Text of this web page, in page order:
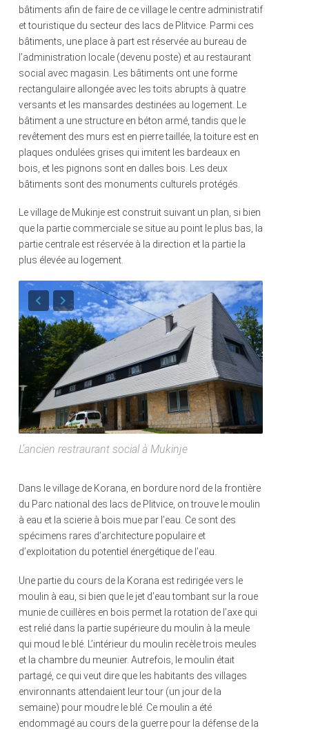
bâtiments afin de faire de ce village le centre administratif
et touristique du secteur des lacs de Plitvice. Parmi ces
bâtiments, une place à part est réservée au bureau de
l’administration locale (devenu poste) et au restaurant
social avec magasin. Les bâtiments ont une forme
rectangulaire allongée avec les toits abrupts à quatre
versants et les mansardes destinées au logement. Le
bâtiment a une structure en béton armé, tandis que le
revêtement des murs est en pierre taillée, la toiture est en
plaques ondulées grises qui imitent les bardeaux en
bois, et les pignons sont en dalles bois. Les deux
bâtiments sont des monuments culturels protégés.
Le village de Mukinje est construit suivant un plan, si bien
que la partie commerciale se situe au point le plus bas, la
partie centrale est réservée à la direction et la partie la
plus élevée au logement.
L’ancien restraurant social à Mukinje
Dans le village de Korana, en bordure nord de la frontière
du Parc national des lacs de Plitvice, on trouve le moulin
à eau et la scierie à bois mue par l’eau. Ce sont des
spécimens rares d’architecture populaire et
d’exploitation du potentiel énergétique de l’eau.
Une partie du cours de la Korana est redirigée vers le
moulin à eau, si bien que le jet d’eau tombant sur la roue
munie de cuillères en bois permet la rotation de l’axe qui
est relié dans la partie supérieure du moulin à la meule
qui moud le blé. L’intérieur du moulin recèle trois meules
et la chambre du meunier. Autrefois, le moulin était
partagé, ce qui veut dire que les habitants des villages
environnants attendaient leur tour (un jour de la
semaine) pour moudre le blé. Ce moulin a été
endommagé au cours de la guerre pour la défense de la